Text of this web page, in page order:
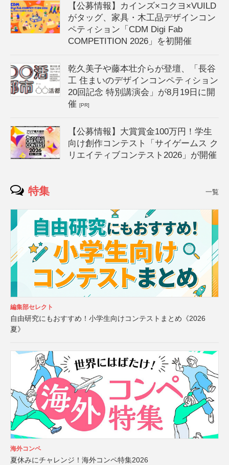
【公募情報】カインズ×コクヨ×VUILD
がタッグ、家具・木工品デザインコン
ペティション「CDM Digi Fab
COMPETITION 2026」を初開催
乾久美子や藤本壮介らが登壇、「長谷
工 住まいのデザインコンペティション
20回記念 特別講演会」が8月19日に開
催[PR]
【公募情報】大賞賞金100万円！学生
向け創作コンテスト「サイゲームス ク
リエイティブコンテスト2026」が開催
特集 一覧
編集部セレクト
自由研究にもおすすめ！小学生向けコンテストまとめ《2026
夏》
海外コンペ
夏休みにチャレンジ！海外コンペ特集2026